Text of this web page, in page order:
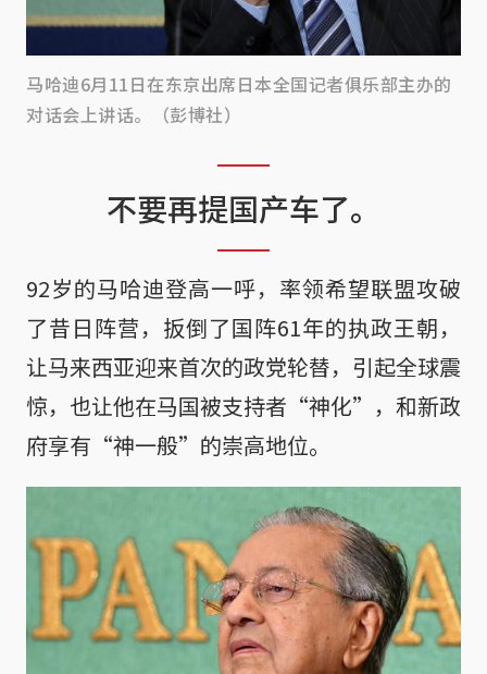
马哈迪6月11日在东京出席日本全国记者俱乐部主办的
对话会上讲话。（彭博社）
不要再提国产车了。
92岁的马哈迪登高一呼，率领希望联盟攻破
了昔日阵营，扳倒了国阵61年的执政王朝，
让马来西亚迎来首次的政党轮替，引起全球震
惊，也让他在马国被支持者“神化”，和新政
府享有“神一般”的崇高地位。